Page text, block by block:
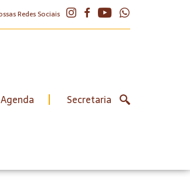
Redes Sociais
Agenda Secretaria